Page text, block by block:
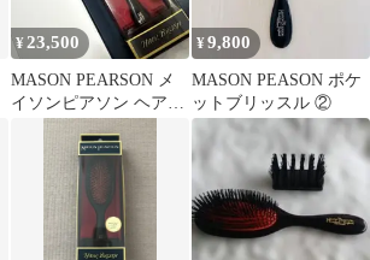
¥23,500
MASON PEARSON メ
イソンピアソン ヘアブ
¥9,800
MASON PEASON ポケ
ットブリッスル ②